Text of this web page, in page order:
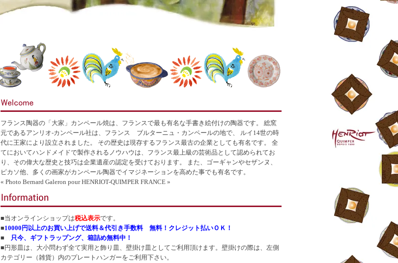
フランス陶器の「大家」カンペール焼は、フランスで最も有名な手書き絵付けの陶器です。 総窯
元であるアンリオ-カンペール社は、フランス ブルターニュ・カンペールの地で、 ルイ14世の時
代に王家により設立されました。 その歴史は現存するフランス最古の企業としても有名です。 全
てにおいてハンドメイドで製作されるノウハウは、フランス最上級の芸術品として認められてお
り、その偉大な歴史と技巧は企業遺産の認定を受けております。 また、ゴーギャンやセザンヌ、
ピカソ他、多くの画家がカンペール陶器でイマジネーションを高めた事でも有名です。
« Photo Bernard Galeron pour HENRIOT-QUIMPER FRANCE »
■当オンラインショップは税込表示です。
■10000円以上のお買い上げで送料＆代引き手数料 無料！クレジット払いＯＫ！
■ 只今、ギフトラップング、箱詰め無料中！
■円形皿は、大小問わず全て実用と飾り皿、壁掛け皿としてご利用頂けます。壁掛けの際は、左側
カテゴリー（雑貨）内のプレートハンガーをご利用下さい。